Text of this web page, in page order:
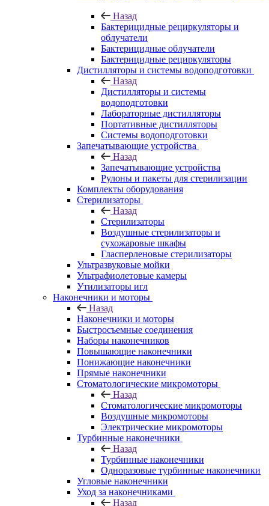
Назад
Бактерицидные рециркуляторы и
облучатели
Бактерицидные облучатели
Бактерицидные рециркуляторы
Дистилляторы и системы водоподготовки
Назад
Дистилляторы и системы
водоподготовки
Лабораторные дистилляторы
Портативные дистилляторы
Системы водоподготовки
Запечатывающие устройства
Назад
Запечатывающие устройства
Рулоны и пакеты для стерилизации
Комплекты оборудования
Стерилизаторы
Назад
Стерилизаторы
Воздушные стерилизаторы и
сухожаровые шкафы
Гласперленовые стерилизаторы
Ультразвуковые мойки
Ультрафиолетовые камеры
Утилизаторы игл
Наконечники и моторы
Назад
Наконечники и моторы
Быстросъемные соединения
Наборы наконечников
Повышающие наконечники
Понижающие наконечники
Прямые наконечники
Стоматологические микромоторы
Назад
Стоматологические микромоторы
Воздушные микромоторы
Электрические микромоторы
Турбинные наконечники
Назад
Турбинные наконечники
Одноразовые турбинные наконечники
Угловые наконечники
Уход за наконечниками
Назад